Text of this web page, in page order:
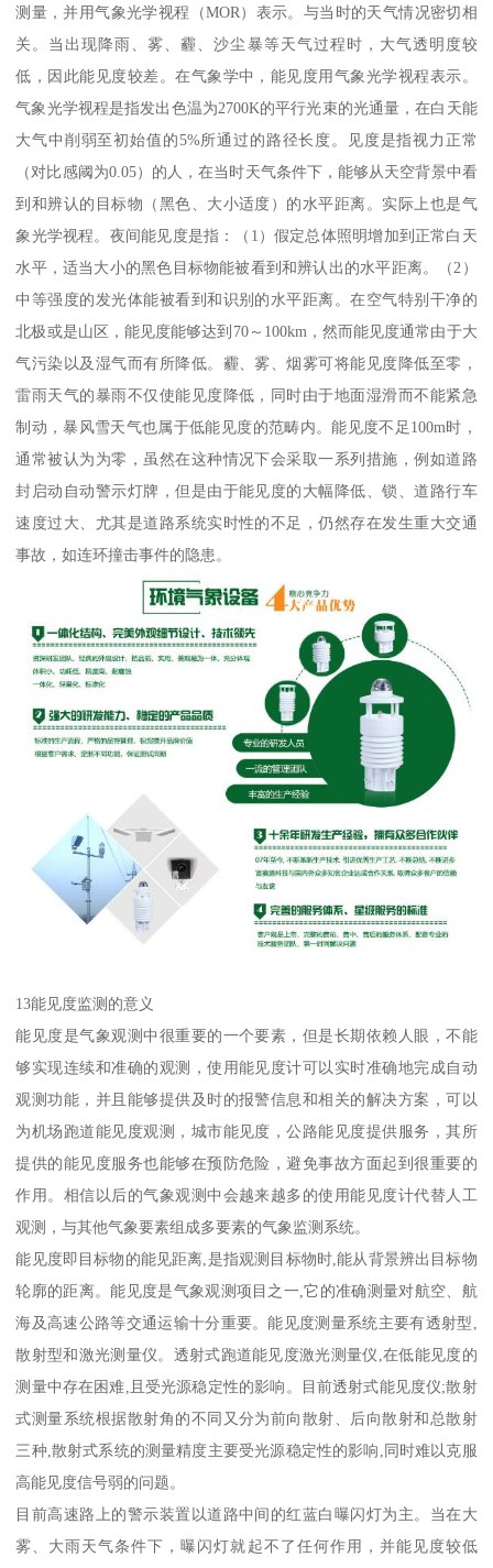
测量，并用气象光学视程（MOR）表示。与当时的天气情况密切相
关。当出现降雨、雾、霾、沙尘暴等天气过程时，大气透明度较
低，因此能见度较差。在气象学中，能见度用气象光学视程表示。
气象光学视程是指发出色温为2700K的平行光束的光通量，在白天能
大气中削弱至初始值的5%所通过的路径长度。见度是指视力正常
（对比感阈为0.05）的人，在当时天气条件下，能够从天空背景中看
到和辨认的目标物（黑色、大小适度）的水平距离。实际上也是气
象光学视程。夜间能见度是指：（1）假定总体照明增加到正常白天
水平，适当大小的黑色目标物能被看到和辨认出的水平距离。（2）
中等强度的发光体能被看到和识别的水平距离。在空气特别干净的
北极或是山区，能见度能够达到70～100km，然而能见度通常由于大
气污染以及湿气而有所降低。霾、雾、烟雾可将能见度降低至零，
雷雨天气的暴雨不仅使能见度降低，同时由于地面湿滑而不能紧急
制动，暴风雪天气也属于低能见度的范畴内。能见度不足100m时，
通常被认为为零，虽然在这种情况下会采取一系列措施，例如道路
封启动自动警示灯牌，但是由于能见度的大幅降低、锁、道路行车
速度过大、尤其是道路系统实时性的不足，仍然存在发生重大交通
事故，如连环撞击事件的隐患。
13能见度监测的意义
能见度是气象观测中很重要的一个要素，但是长期依赖人眼，不能
够实现连续和准确的观测，使用能见度计可以实时准确地完成自动
观测功能，并且能够提供及时的报警信息和相关的解决方案，可以
为机场跑道能见度观测，城市能见度，公路能见度提供服务，其所
提供的能见度服务也能够在预防危险，避免事故方面起到很重要的
作用。相信以后的气象观测中会越来越多的使用能见度计代替人工
观测，与其他气象要素组成多要素的气象监测系统。
能见度即目标物的能见距离,是指观测目标物时,能从背景辨出目标物
轮廓的距离。能见度是气象观测项目之一,它的准确测量对航空、航
海及高速公路等交通运输十分重要。能见度测量系统主要有透射型,
散射型和激光测量仪。透射式跑道能见度激光测量仪,在低能见度的
测量中存在困难,且受光源稳定性的影响。目前透射式能见度仪;散射
式测量系统根据散射角的不同又分为前向散射、后向散射和总散射
三种,散射式系统的测量精度主要受光源稳定性的影响,同时难以克服
高能见度信号弱的问题。
目前高速路上的警示装置以道路中间的红蓝白曝闪灯为主。当在大
雾、大雨天气条件下，曝闪灯就起不了任何作用，并能见度较低